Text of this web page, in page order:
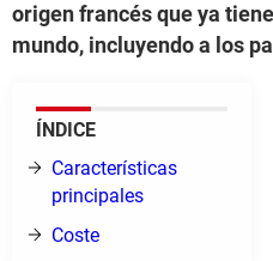
origen francés que ya
mundo, incluyendo a los
ÍNDICE
Características
principales
Coste